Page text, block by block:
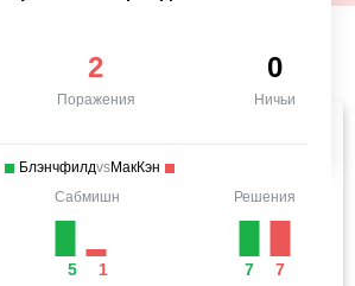
2
Поражения
0
Ничьи
БлэнчфилдvsМакКэн
Сабмишн
5 1
Решения
7 7